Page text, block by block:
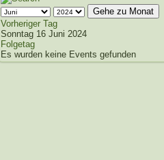
Gehe zu Monat
Vorheriger Tag
Sonntag 16 Juni 2024
Folgetag
Es wurden keine Events gefunden